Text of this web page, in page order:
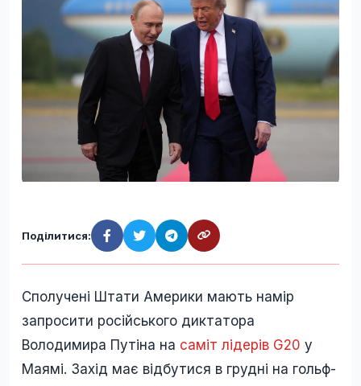
Поділитися:
Сполучені Штати Америки мають намір
запросити російського диктатора
Володимира Путіна на саміт лідерів G20 у
Маямі. Захід має відбутися в грудні на гольф-